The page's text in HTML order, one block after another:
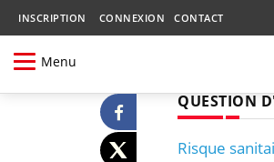
INSCRIPTION CONNEXION CONTACT
Menu
QUESTION
Risque